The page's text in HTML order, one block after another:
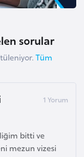
sorular
Tüm
bitti ve
mezun vizesi